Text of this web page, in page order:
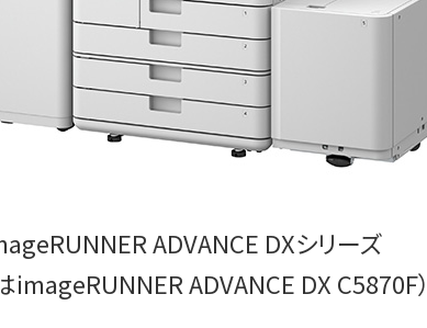
ADVANCE DXシリーズ
imageRUNNER ADVANCE DX C5870F